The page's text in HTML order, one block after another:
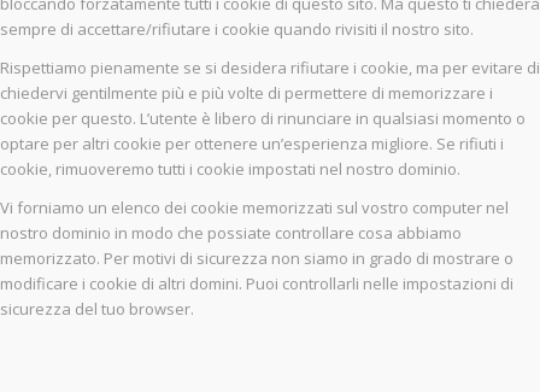
sempre di accettare/rifiutare i cookie quando rivisiti il nostro sito.
Rispettiamo pienamente se si desidera rifiutare i cookie, ma per evitare di
chiedervi gentilmente più e più volte di permettere di memorizzare i
cookie per questo. L’utente è libero di rinunciare in qualsiasi momento o
optare per altri cookie per ottenere un’esperienza migliore. Se rifiuti i
cookie, rimuoveremo tutti i cookie impostati nel nostro dominio.
Vi forniamo un elenco dei cookie memorizzati sul vostro computer nel
nostro dominio in modo che possiate controllare cosa abbiamo
memorizzato. Per motivi di sicurezza non siamo in grado di mostrare o
modificare i cookie di altri domini. Puoi controllarli nelle impostazioni di
sicurezza del tuo browser.